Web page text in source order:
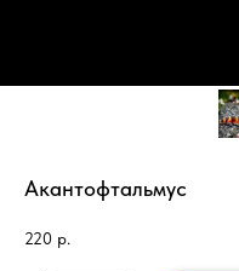
Акантофтальмус
220 р.